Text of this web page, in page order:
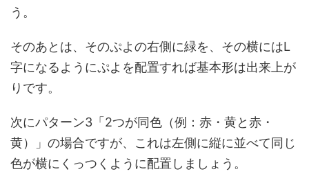
う。
そのあとは、そのぷよの右側に緑を、その横にはL
字になるようにぷよを配置すれば基本形は出来上が
りです。
次にパターン3「2つが同色（例：赤・黄と赤・
黄）」の場合ですが、これは左側に縦に並べて同じ
色が横にくっつくように配置しましょう。